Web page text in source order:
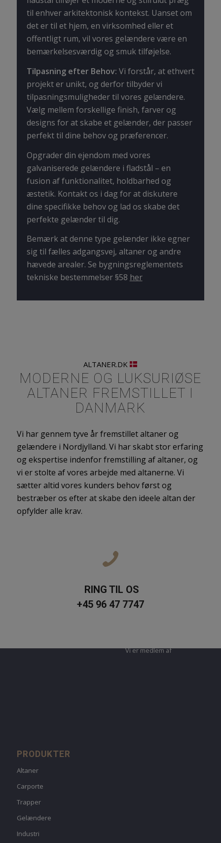
til enhver arkitektonisk kontekst. Uanset om
det er til et hjem, en virksomhed eller et
offentligt rum, vil vores gelændere være en
bemærkelsesværdig og smuk tilføjelse.
Tilpasning efter Behov: Vi forstår, at ethvert
projekt er unikt, og derfor tilbyder vi
tilpasningsmuligheder til vores gelændere.
Vælg mellem forskellige finish, farver og
designs for at skabe et gelænder, der passer
perfekt til dine behov og præferencer.
Opgrader din ejendom med vores
galvaniserede gelændere i fladstål – en
fusion af funktionalitet, holdbarhed og
æstetik. Kontakt os i dag for at diskutere
dine specifikke behov og lad os skabe det
perfekte gelænder til dig.
Bemærk at denne type gelænder ikke egner
sig til fælles adgangsvej, altaner og andre
hævede arealer. Se bygningsreglementets
tekniske bestemmelser §58 her
ALTANER.DK
MODERNE OG LUKSURIØSE
ALTANER FREMSTILLET I
DANMARK
Vi har gennem tyve år fremstillet altaner og
gelændere i Nordjylland. Vi har skabt stor erfaring
og ekspertise indenfor fremstilling af altaner, og
vi er stolte af vores arbejde med altanerne. Vi
sætter altid vores kunders behov først og
bestræber os efter at skabe den ideele altan der
opfylder alle krav.
RING TIL OS
+45 96 47 7747
Hvis du har en forespørgsel eller ønsker et
uforpligtende tilbud på altaner er du velkommen
Vi er medlem af
PRODUKTER
Altaner
Carporte
Trapper
Gelændere
Industri